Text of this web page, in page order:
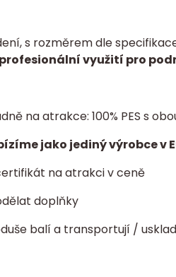
s rozměrem dle
profesionální využití pro
na atrakce: 100% PES s
jako jediný výrobce v
na atrakci v ceně
doplňky
balí a transportují /